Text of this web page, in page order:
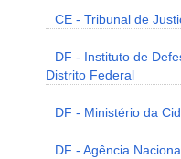
CE - Tribunal de
DF - Instituto de
Distrito Federal
DF - Ministério da
DF - Agência